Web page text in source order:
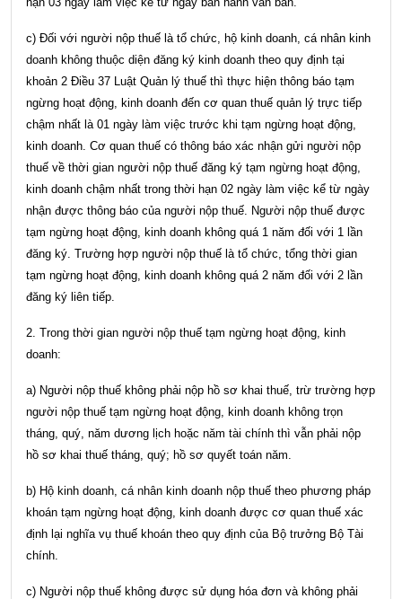
c) Đối với người nộp thuế là tổ chức, hộ kinh doanh, cá nhân kinh
doanh không thuộc diện đăng ký kinh doanh theo quy định tại
khoản 2 Điều 37 Luật Quản lý thuế thì thực hiện thông báo tạm
ngừng hoạt động, kinh doanh đến cơ quan thuế quản lý trực tiếp
chậm nhất là 01 ngày làm việc trước khi tạm ngừng hoạt động,
kinh doanh. Cơ quan thuế có thông báo xác nhận gửi người nộp
thuế về thời gian người nộp thuế đăng ký tạm ngừng hoạt động,
kinh doanh chậm nhất trong thời hạn 02 ngày làm việc kể từ ngày
nhận được thông báo của người nộp thuế. Người nộp thuế được
tạm ngừng hoạt động, kinh doanh không quá 1 năm đối với 1 lần
đăng ký. Trường hợp người nộp thuế là tổ chức, tổng thời gian
tạm ngừng hoạt động, kinh doanh không quá 2 năm đối với 2 lần
đăng ký liên tiếp.
2. Trong thời gian người nộp thuế tạm ngừng hoạt động, kinh
doanh:
a) Người nộp thuế không phải nộp hồ sơ khai thuế, trừ trường hợp
người nộp thuế tạm ngừng hoạt động, kinh doanh không trọn
tháng, quý, năm dương lịch hoặc năm tài chính thì vẫn phải nộp
hồ sơ khai thuế tháng, quý; hồ sơ quyết toán năm.
b) Hộ kinh doanh, cá nhân kinh doanh nộp thuế theo phương pháp
khoán tạm ngừng hoạt động, kinh doanh được cơ quan thuế xác
định lại nghĩa vụ thuế khoán theo quy định của Bộ trưởng Bộ Tài
chính.
c) Người nộp thuế không được sử dụng hóa đơn và không phải